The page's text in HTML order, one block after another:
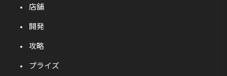
店舗
開発
攻略
プライズ